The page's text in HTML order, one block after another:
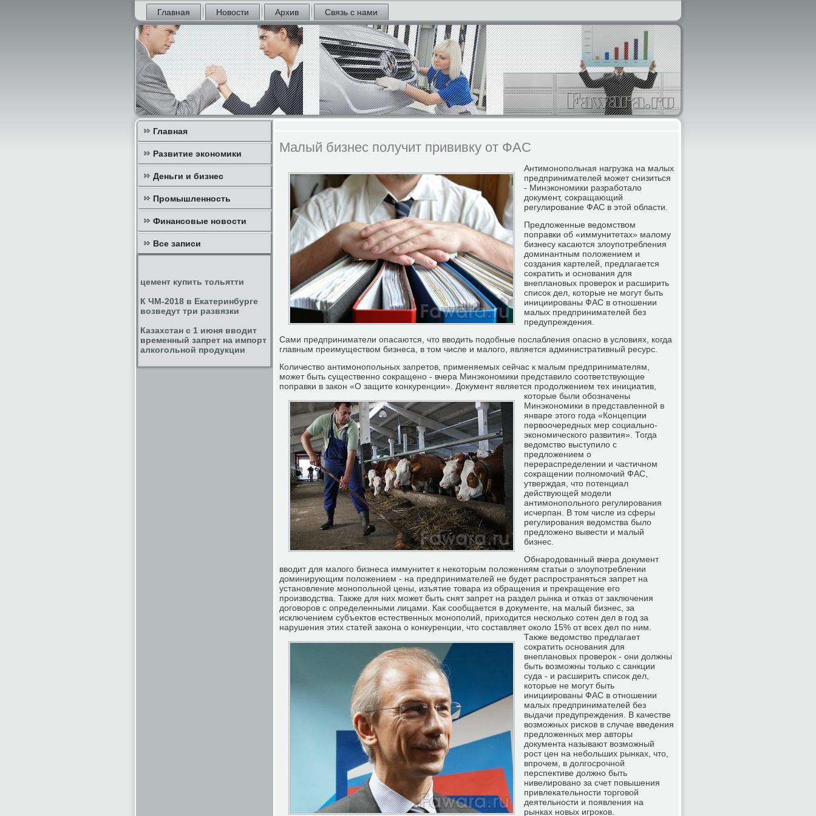
Главная Новости Архив Связь с нами
Главная
Развитие экономики
Деньги и бизнес
Промышленность
Финансовые новости
Все записи
цемент купить тольятти
К ЧМ-2018 в Екатеринбурге
возведут три развязки
Казахстан с 1 июня вводит
временный запрет на импорт
алкогольной продукции
Малый бизнес получит прививку от ФАС
Антимонопольная нагрузка на малых
предпринимателей может снизиться
- Минэкономики разработало
документ, сокращающий
регулирование ФАС в этой области.
Предложенные ведомством
поправки об «иммунитетах» малому
бизнесу касаются злоупотребления
доминантным положением и
создания картелей, предлагается
сократить и основания для
внеплановых проверок и расширить
список дел, которые не могут быть
инициированы ФАС в отношении
малых предпринимателей без
предупреждения.
Сами предприниматели опасаются, что вводить подобные послабления опасно в условиях, когда
главным преимуществом бизнеса, в том числе и малого, является административный ресурс.
Количество антимонопольных запретов, применяемых сейчас к малым предпринимателям,
может быть существенно сокращено - вчера Минэкономики представило соответствующие
поправки в закон «О защите конкуренции». Документ является продолжением тех инициатив,
которые были обозначены
Минэкономики в представленной в
январе этого года «Концепции
первоочередных мер социально-
экономического развития». Тогда
ведомство выступило с
предложением о
перераспределении и частичном
сокращении полномочий ФАС,
утверждая, что потенциал
действующей модели
антимонопольного регулирования
исчерпан. В том числе из сферы
регулирования ведомства было
предложено вывести и малый
бизнес.
Обнародованный вчера документ
вводит для малого бизнеса иммунитет к некоторым положениям статьи о злоупотреблении
доминирующим положением - на предпринимателей не будет распространяться запрет на
установление монопольной цены, изъятие товара из обращения и прекращение его
производства. Также для них может быть снят запрет на раздел рынка и отказ от заключения
договоров с определенными лицами. Как сообщается в документе, на малый бизнес, за
исключением субъектов естественных монополий, приходится несколько сотен дел в год за
нарушения этих статей закона о конкуренции, что составляет около 15% от всех дел по ним.
Также ведомство предлагает
сократить основания для
внеплановых проверок - они должны
быть возможны только с санкции
суда - и расширить список дел,
которые не могут быть
инициированы ФАС в отношении
малых предпринимателей без
выдачи предупреждения. В качестве
возможных рисков в случае введения
предложенных мер авторы
документа называют возможный
рост цен на небольших рынках, что,
впрочем, в долгосрочной
перспективе должно быть
нивелировано за счет повышения
привлекательности торговой
деятельности и появления на
рынках новых игроков.